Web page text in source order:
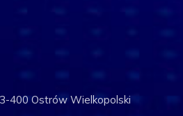
400 Ostrów Wielkopolski